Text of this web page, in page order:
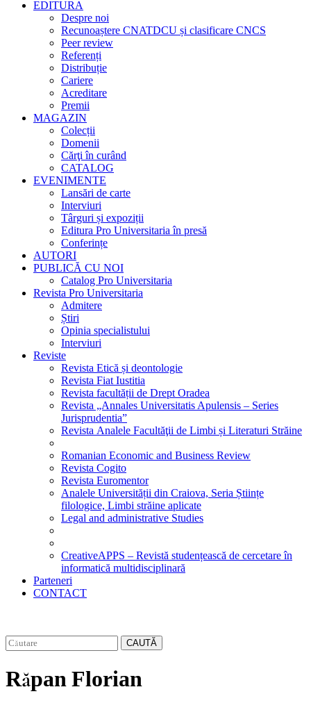
EDITURA
Despre noi
Recunoaștere CNATDCU și clasificare CNCS
Peer review
Referenți
Distribuție
Cariere
Acreditare
Premii
MAGAZIN
Colecții
Domenii
Cărţi în curând
CATALOG
EVENIMENTE
Lansări de carte
Interviuri
Târguri și expoziții
Editura Pro Universitaria în presă
Conferințe
AUTORI
PUBLICĂ CU NOI
Catalog Pro Universitaria
Revista Pro Universitaria
Admitere
Știri
Opinia specialistului
Interviuri
Reviste
Revista Etică și deontologie
Revista Fiat Iustitia
Revista facultății de Drept Oradea
Revista „Annales Universitatis Apulensis – Series
Jurisprudentia”
Revista Analele Facultăţii de Limbi și Literaturi Străine
Romanian Economic and Business Review
Revista Cogito
Revista Euromentor
Analele Universității din Craiova, Seria Științe
filologice, Limbi străine aplicate
Legal and administrative Studies
CreativeAPPS – Revistă studențească de cercetare în
informatică multidisciplinară
Parteneri
CONTACT
CAUTĂ
Răpan Florian